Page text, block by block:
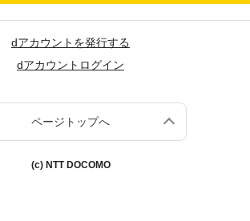
dアカウントを発行する
dアカウントログイン
ページトップへ
(c) NTT DOCOMO